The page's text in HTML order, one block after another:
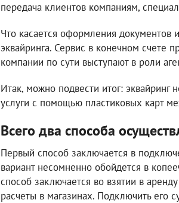
передача клиентов компаниям,
Что касается оформления документов
эквайринга. Сервис в конечном счете
компании по сути выступают в роли
Итак, можно подвести итог:
услуги с помощью пластиковых карт
Всего два способа
Первый способ заключается в
вариант несомненно обойдется в
способ заключается во взятии в
расчеты в магазинах. Подключить его